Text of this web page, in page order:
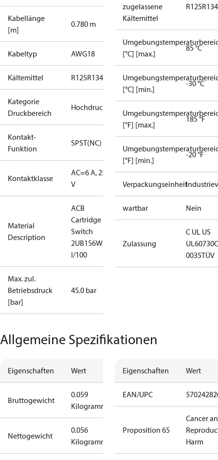
Kabellänge
[m]
0.780 m
Kabeltyp AWG18
Kältemittel R125R134a R404AR407CR407HR410A
Kategorie
Druckbereich
Hochdruck
Kontakt-
Funktion
SPST(NC)
Kontaktklasse
AC=6 A, 250
V
Material
Description
ACB
Cartridge
Switch
2UB156W
I/100
Max. zul.
Betriebsdruck
[bar]
45.0 bar
zugelassene
Kältemittel
R125
[°C] [max.]
85 °C
[°C] [min.]
-30 °C
[°F] [max.]
185 °F
[°F] [min.]
-20 °F
Verpackungseinheit
wartbar Nein
Zulassung
C UL US
UL60730
0035TÜV
Allgemeine Spezifikationen
Eigenschaften Wert
Bruttogewicht
0.059
Kilogramm
Nettogewicht
0.056
Kilogramm
Eigenschaften Wert
EAN/UPC
Proposition 65
Cancer
Harm